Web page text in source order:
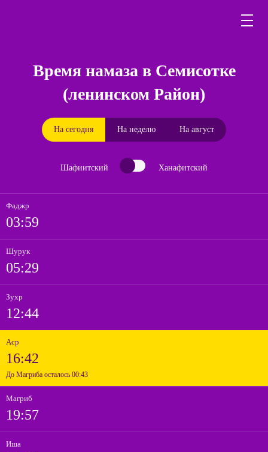
Время намаза в Семисотке
(ленинском Район)
На сегодня На неделю На август
Шафиитский Ханафитский
Фаджр
03:59
Шурук
05:29
Зухр
12:44
Аср
16:42
До Магриба осталось 00:43
Магриб
19:57
Иша